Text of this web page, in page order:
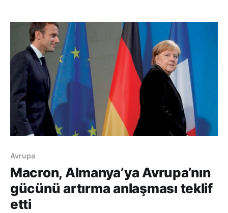
Afganistan’a ek özel kuvvet unsurl
Avrupa
Macron, Almanya’ya Avrupa’nın
gücünü artırma anlaşması teklif
etti